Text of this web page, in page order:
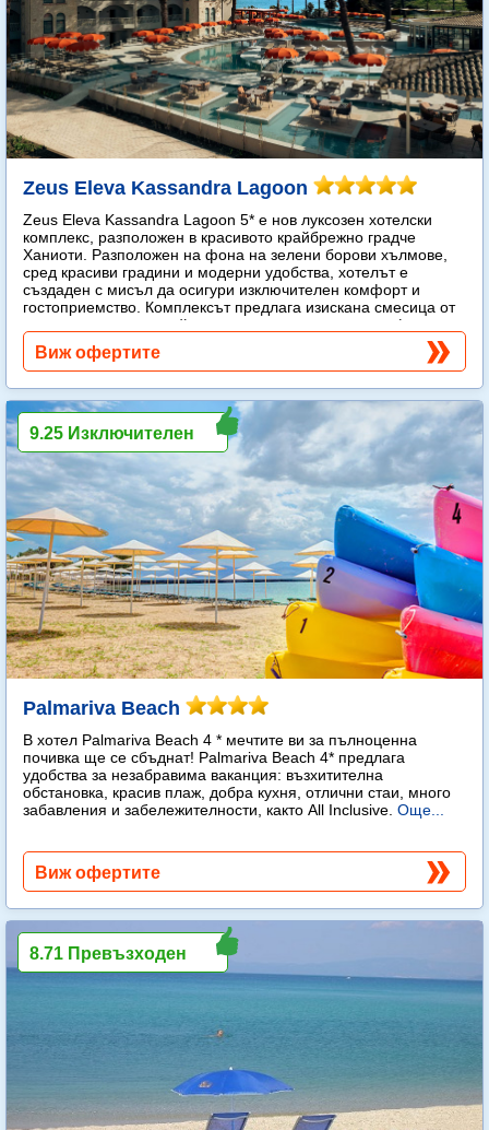
Zeus Eleva Kassandra Lagoon
Zeus Eleva Kassandra Lagoon 5* е нов луксозен хотелски
комплекс, разположен в красивото крайбрежно градче
Ханиоти. Разположен на фона на зелени борови хълмове,
сред красиви градини и модерни удобства, хотелът е
създаден с мисъл да осигури изключителен комфорт и
гостоприемство. Комплексът предлага изискана смесица от
модерен лукс и спокойна средиземноморска атмосфера.
Още...
Виж офертите
Palmariva Beach
В хотел Palmariva Beach 4 * мечтите ви за пълноценна
почивка ще се сбъднат! Palmariva Beach 4* предлага
удобства за незабравима ваканция: възхитителна
обстановка, красив плаж, добра кухня, отлични стаи, много
забавления и забележителности, както All Inclusive. Още...
9.25 Изключителен
Виж офертите
8.71 Превъзходен